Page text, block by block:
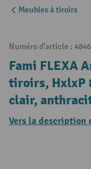
Meubles à tiroirs
Numéro d'article :
Fami FLEXA
tiroirs, HxlxP
clair,
Vers la description